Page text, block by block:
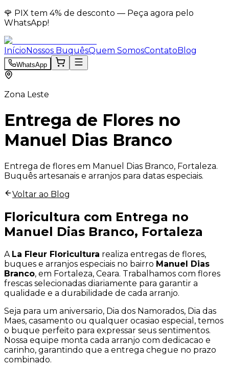
🌹 PIX tem 4% de desconto — Peça agora pelo
WhatsApp!
InícioNossos BuquêsQuem SomosContatoBlog
WhatsApp
Zona Leste
Entrega de Flores no
Manuel Dias Branco
Entrega de flores em Manuel Dias Branco, Fortaleza.
Buquês artesanais e arranjos para datas especiais.
Voltar ao Blog
Floricultura com Entrega no
Manuel Dias Branco, Fortaleza
A La Fleur Floricultura realiza entregas de flores,
buques e arranjos especiais no bairro Manuel Dias
Branco, em Fortaleza, Ceara. Trabalhamos com flores
frescas selecionadas diariamente para garantir a
qualidade e a durabilidade de cada arranjo.
Seja para um aniversario, Dia dos Namorados, Dia das
Maes, casamento ou qualquer ocasiao especial, temos
o buque perfeito para expressar seus sentimentos.
Nossa equipe monta cada arranjo com dedicacao e
carinho, garantindo que a entrega chegue no prazo
combinado.